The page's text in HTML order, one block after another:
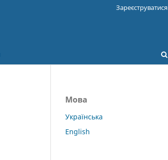
Зареєструватися
Мова
Українська
English